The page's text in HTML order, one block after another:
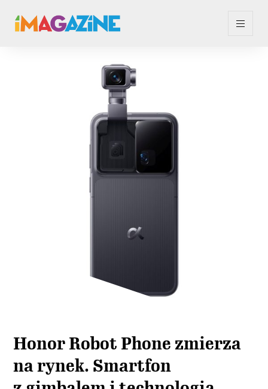
Honor Robot Phone zmierza
na rynek. Smartfon